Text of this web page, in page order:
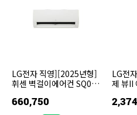
LG전자 직영][2025년형]
휘센 벽걸이에어컨 SQ06F
기본설치비/실외기포함]
660,750
LG전
제 뷰II
1